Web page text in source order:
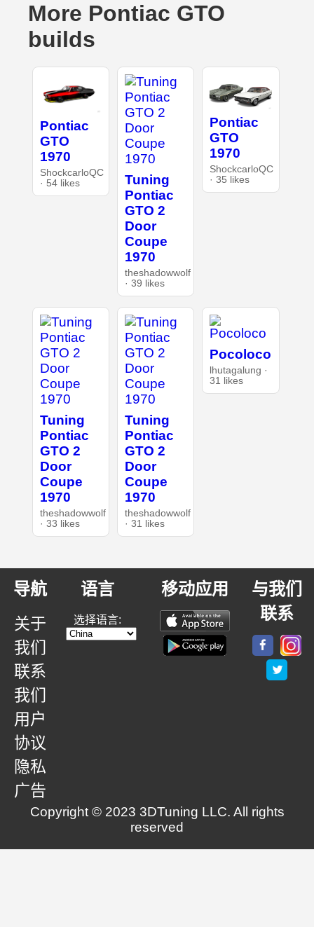
More Pontiac GTO
builds
Pontiac
GTO
1970
ShockcarloQC
· 54 likes
Tuning
Pontiac
GTO 2
Door
Coupe
1970
theshadowwolf
· 39 likes
Pontiac
GTO
1970
ShockcarloQC
· 35 likes
Tuning
Pontiac
GTO 2
Door
Coupe
1970
theshadowwolf
· 33 likes
Tuning
Pontiac
GTO 2
Door
Coupe
1970
theshadowwolf
· 31 likes
Pocoloco
lhutagalung ·
31 likes
导航
关于
我们
联系
我们
用户
协议
隐私
广告
语言
选择语言:
移动应用
与我们
联系
Copyright © 2023 3DTuning LLC. All rights
reserved